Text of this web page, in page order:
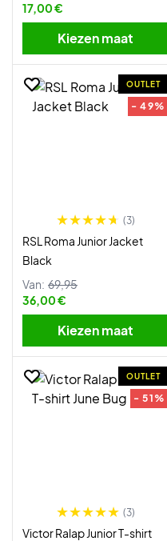
17,00 €
Kiezen maat
OUTLET
- 49%
(3)
RSL Roma Junior Jacket
Black
Van: 69,95
36,00 €
Kiezen maat
OUTLET
- 51%
(3)
Victor Ralap Junior T-shirt